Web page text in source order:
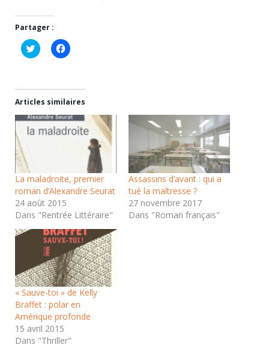
Partager :
Cliquez
pour
nouvelle
Cliquez
pour
nouvelle
Articles similaires
La maladroite, premier
roman d’Alexandre Seurat
24 août 2015
Dans "Rentrée Littéraire"
Assassins d’avant : qui a
tué la maîtresse ?
27 novembre 2017
Dans "Roman français"
« Sauve-toi » de Kelly
Braffet : polar en
Amérique profonde
15 avril 2015
Dans "Thriller"